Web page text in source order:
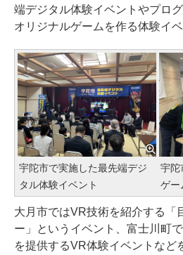
端デジタル体験イベントやプロ
オリジナルゲームを作る体験イ
宇陀市で実施した最先端デジ
タル体験イベント
宇陀
ゲー
大月市ではVR技術を紹介する「
ー」というイベント、富士川町
を提供するVR体験イベントなど